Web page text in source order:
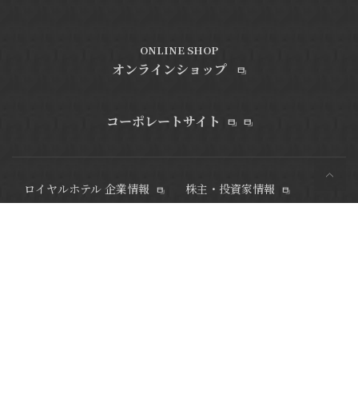
ONLINE SHOP
オンラインショップ
コーポレートサイト
ロイヤルホテル 企業情報
株主・投資家情報